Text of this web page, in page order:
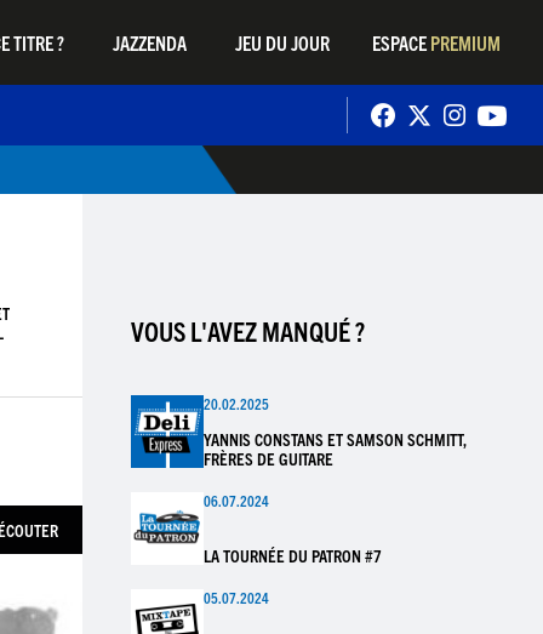
TITRE ? JAZZENDA JEU DU JOUR ESPACE PREMIUM
VOUS L'AVEZ MANQUÉ ?
20.02.2025
YANNIS CONSTANS ET SAMSON SCHMITT,
FRÈRES DE GUITARE
06.07.2024
LA TOURNÉE DU PATRON #7
05.07.2024